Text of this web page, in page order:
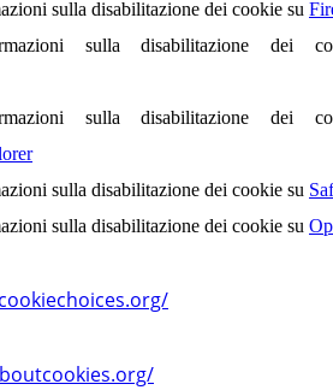
sulla disabilitazione dei cookie su
sulla disabilitazione dei
sulla disabilitazione dei
sulla disabilitazione dei cookie su
sulla disabilitazione dei cookie su